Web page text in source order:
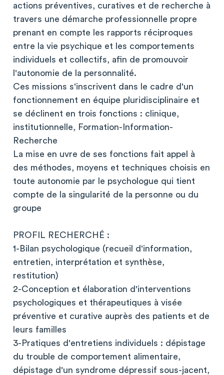
actions préventives, curatives et de recherche à
travers une démarche professionnelle propre
prenant en compte les rapports réciproques
entre la vie psychique et les comportements
individuels et collectifs, afin de promouvoir
l'autonomie de la personnalité.
Ces missions s'inscrivent dans le cadre d'un
fonctionnement en équipe pluridisciplinaire et
se déclinent en trois fonctions : clinique,
institutionnelle, Formation-Information-
Recherche
La mise en uvre de ses fonctions fait appel à
des méthodes, moyens et techniques choisis en
toute autonomie par le psychologue qui tient
compte de la singularité de la personne ou du
groupe
PROFIL RECHERCHÉ :
1-Bilan psychologique (recueil d'information,
entretien, interprétation et synthèse,
restitution)
2-Conception et élaboration d'interventions
psychologiques et thérapeutiques à visée
préventive et curative auprès des patients et de
leurs familles
3-Pratiques d'entretiens individuels : dépistage
du trouble de comportement alimentaire,
dépistage d'un syndrome dépressif sous-jacent,